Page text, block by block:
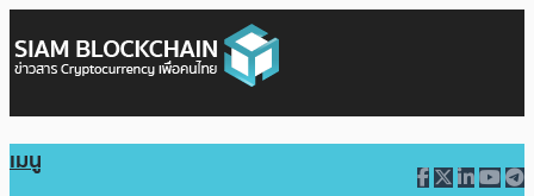
เมนู